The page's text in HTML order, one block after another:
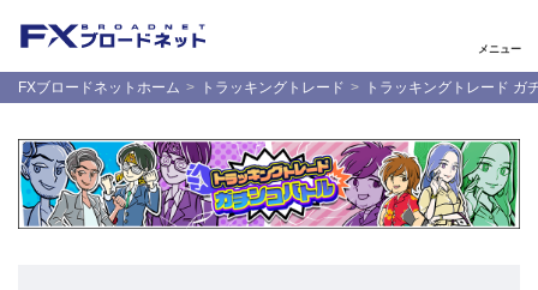
メニュー
FXブロードネットホーム トラッキングトレード トラッキングトレード ガ